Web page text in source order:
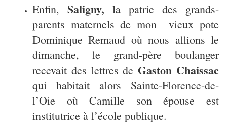
Enfin, Saligny, la patrie des grands-
parents maternels de mon vieux pote
Dominique Remaud où nous allions le
dimanche, le grand-père boulanger
recevait des lettres deGaston Chaissac
qui habitait alors Sainte-Florence-de-
l’Oie où Camille son épouse est
institutrice à l’école publique.